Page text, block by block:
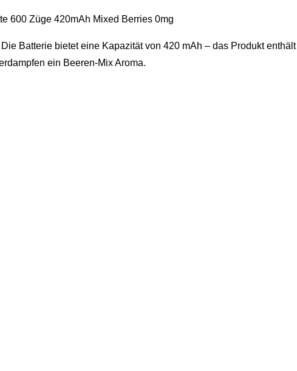
600 Züge 420mAh Mixed Berries 0mg
Batterie bietet eine Kapazität von 420 mAh – das Produkt
ein Beeren-Mix Aroma.